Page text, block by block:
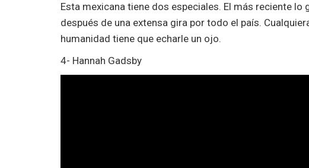
Esta mexicana tiene dos especiales. El más reciente
después de una extensa gira por todo el país.
humanidad tiene que echarle un ojo.
4- Hannah Gadsby